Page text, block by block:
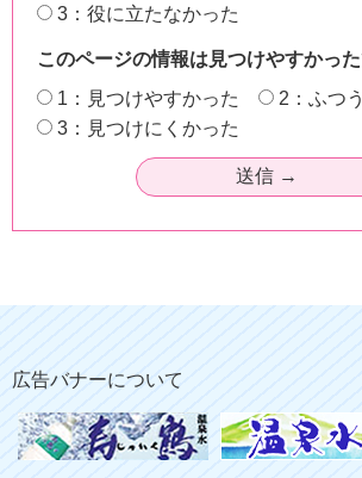
3：役に立たなかった
このページの情報は見つけやすかっ
1：見つけやすかった
2：ふつう
3：見つけにくかった
広告バナーについて